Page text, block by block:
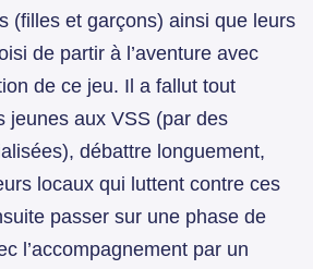
(filles et garçons) ainsi que leurs
de partir à l’aventure avec
de ce jeu. Il a fallut tout
jeunes aux VSS (par des
débattre longuement,
locaux qui luttent contre ces
passer sur une phase de
l’accompagnement par un